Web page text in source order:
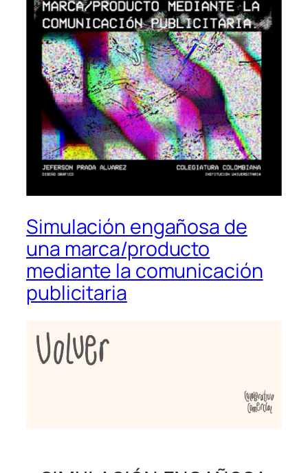
Simulación engañosa de
una marca/producto
mediante la comunicación
publicitaria